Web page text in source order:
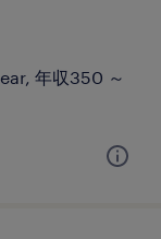
年収350 ～